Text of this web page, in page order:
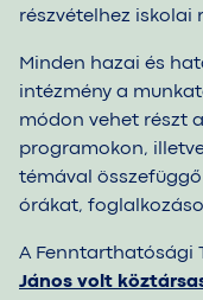
részvételhez iskolai
Minden hazai és
intézmény a
módon vehet részt
programokon,
témával
órákat,
A Fenntarthatósági
János volt